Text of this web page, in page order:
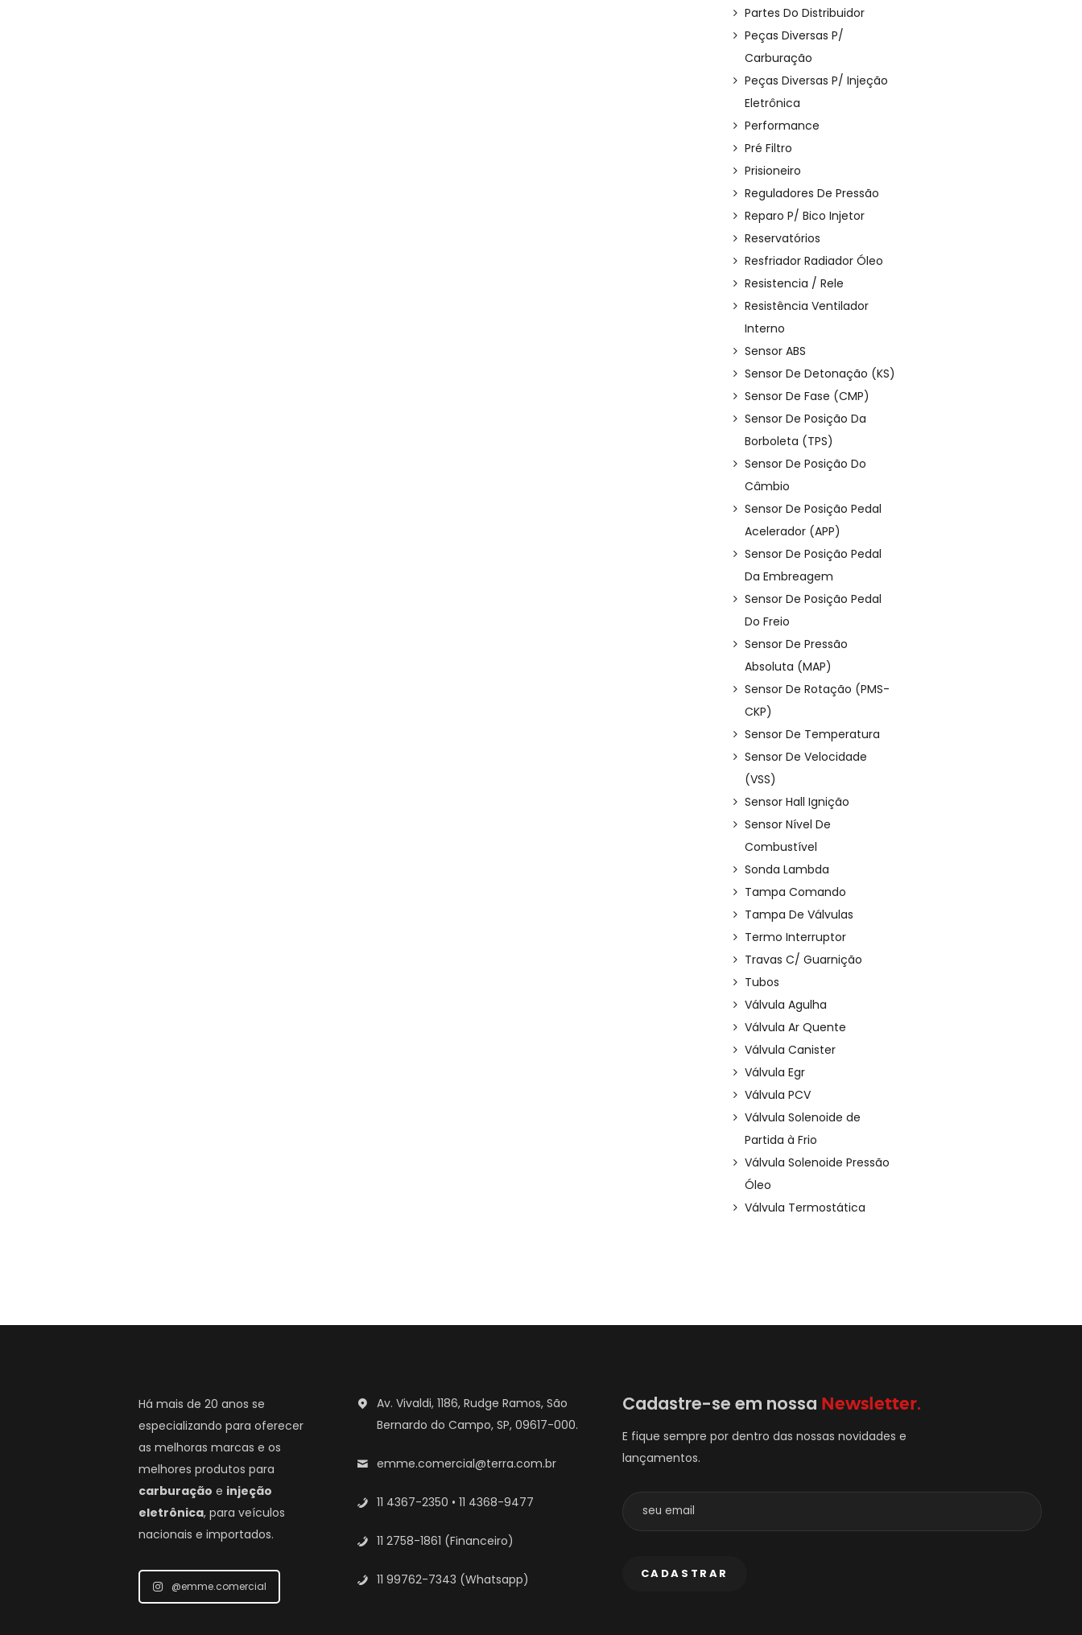
Partes Do Distribuidor
Peças Diversas P/
Carburação
Peças Diversas P/ Injeção
Eletrônica
Performance
Pré Filtro
Prisioneiro
Reguladores De Pressão
Reparo P/ Bico Injetor
Reservatórios
Resfriador Radiador Óleo
Resistencia / Rele
Resistência Ventilador
Interno
Sensor ABS
Sensor De Detonação (KS)
Sensor De Fase (CMP)
Sensor De Posição Da
Borboleta (TPS)
Sensor De Posição Do
Câmbio
Sensor De Posição Pedal
Acelerador (APP)
Sensor De Posição Pedal
Da Embreagem
Sensor De Posição Pedal
Do Freio
Sensor De Pressão
Absoluta (MAP)
Sensor De Rotação (PMS-
CKP)
Sensor De Temperatura
Sensor De Velocidade
(VSS)
Sensor Hall Ignição
Sensor Nível De
Combustível
Sonda Lambda
Tampa Comando
Tampa De Válvulas
Termo Interruptor
Travas C/ Guarnição
Tubos
Válvula Agulha
Válvula Ar Quente
Válvula Canister
Válvula Egr
Válvula PCV
Válvula Solenoide de
Partida à Frio
Válvula Solenoide Pressão
Óleo
Válvula Termostática
Há mais de 20 anos se
especializando para oferecer
as melhoras marcas e os
melhores produtos para
carburação e injeção
eletrônica, para veículos
nacionais e importados.
@emme.comercial
Av. Vivaldi, 1186, Rudge Ramos, São
Bernardo do Campo, SP, 09617-000.
emme.comercial@terra.com.br
11 4367-2350 • 11 4368-9477
11 2758-1861 (Financeiro)
11 99762-7343 (Whatsapp)
Cadastre-se em nossa Newsletter.
E fique sempre por dentro das nossas novidades e
lançamentos.